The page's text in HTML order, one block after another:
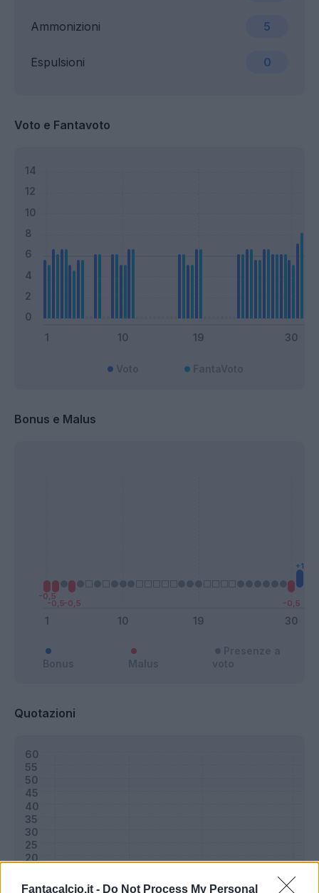
Fantacalcio.it - Do Not Process My Personal
Ammonizioni 5
Espulsioni 0
Voto e Fantavoto
Bonus e Malus
Quotazioni